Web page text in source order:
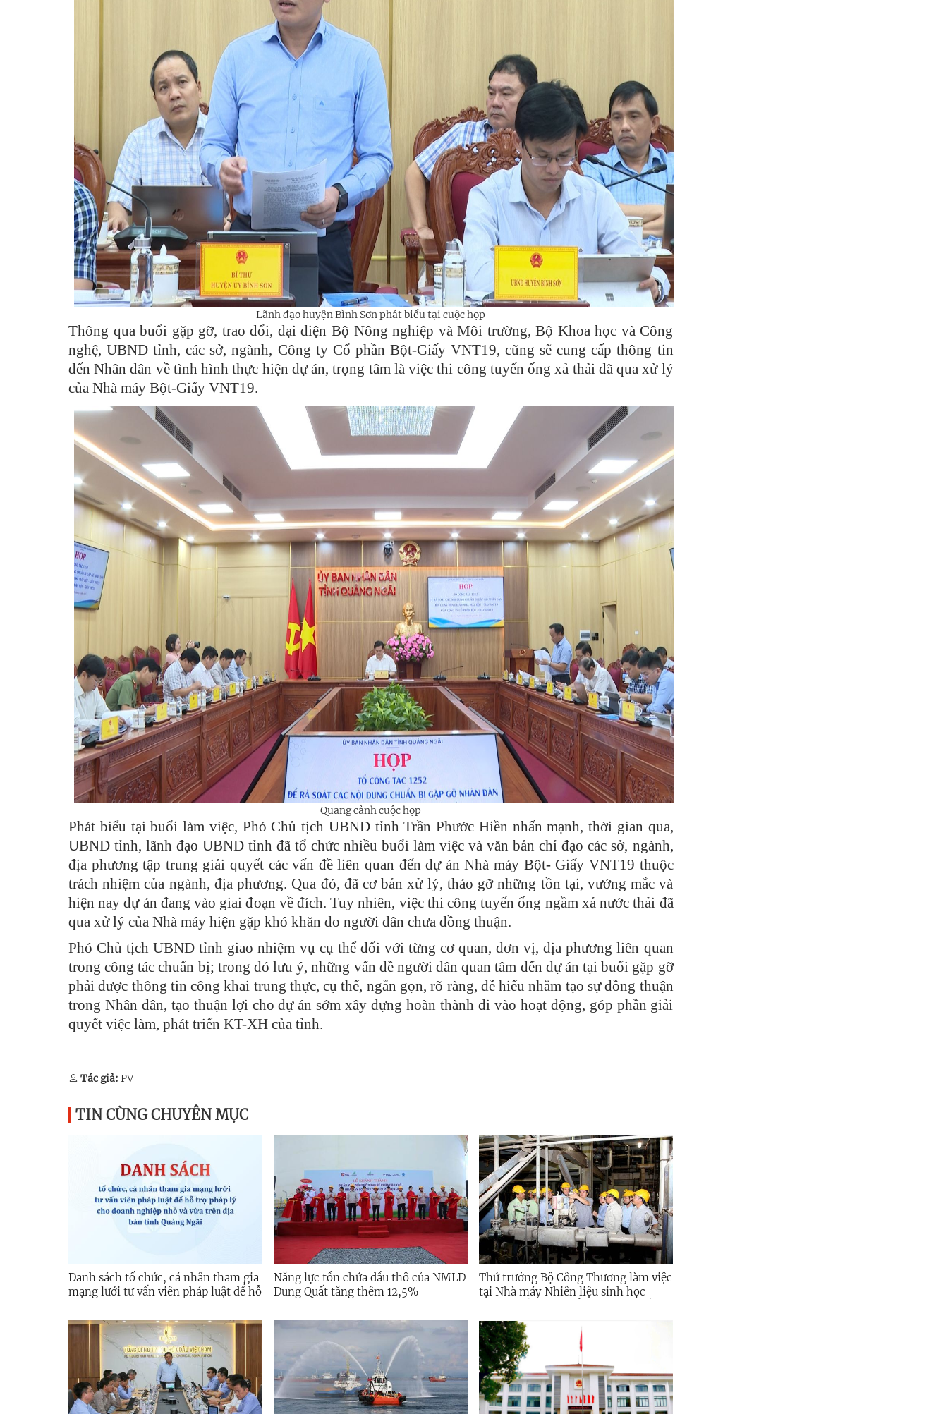
Lãnh đạo huyện Bình Sơn phát biểu tại cuộc họp
Thông qua buổi gặp gỡ, trao đổi, đại diện Bộ Nông nghiệp và Môi trường, Bộ Khoa học và Công
nghệ, UBND tỉnh, các sở, ngành, Công ty Cổ phần Bột-Giấy VNT19, cũng sẽ cung cấp thông tin
đến Nhân dân về tình hình thực hiện dự án, trọng tâm là việc thi công tuyến ống xả thải đã qua xử lý
của Nhà máy Bột-Giấy VNT19.
Quang cảnh cuộc họp
Phát biểu tại buổi làm việc, Phó Chủ tịch UBND tỉnh Trần Phước Hiền nhấn mạnh, thời gian qua,
UBND tỉnh, lãnh đạo UBND tỉnh đã tổ chức nhiều buổi làm việc và văn bản chỉ đạo các sở, ngành,
địa phương tập trung giải quyết các vấn đề liên quan đến dự án Nhà máy Bột- Giấy VNT19 thuộc
trách nhiệm của ngành, địa phương. Qua đó, đã cơ bản xử lý, tháo gỡ những tồn tại, vướng mắc và
hiện nay dự án đang vào giai đoạn về đích. Tuy nhiên, việc thi công tuyến ống ngầm xả nước thải đã
qua xử lý của Nhà máy hiện gặp khó khăn do người dân chưa đồng thuận.
Phó Chủ tịch UBND tỉnh giao nhiệm vụ cụ thể đối với từng cơ quan, đơn vị, địa phương liên quan
trong công tác chuẩn bị; trong đó lưu ý, những vấn đề người dân quan tâm đến dự án tại buổi gặp gỡ
phải được thông tin công khai trung thực, cụ thể, ngắn gọn, rõ ràng, dễ hiểu nhằm tạo sự đồng thuận
trong Nhân dân, tạo thuận lợi cho dự án sớm xây dựng hoàn thành đi vào hoạt động, góp phần giải
quyết việc làm, phát triển KT-XH của tỉnh.
Tác giả: PV
TIN CÙNG CHUYÊN MỤC
Danh sách tổ chức, cá nhân tham gia
mạng lưới tư vấn viên pháp luật để hỗ
vừa trên địa bàn tỉnh
Năng lực tồn chứa dầu thô của NMLD
Dung Quất tăng thêm 12,5%
Thứ trưởng Bộ Công Thương làm việc
tại Nhà máy Nhiên liệu sinh học
công suất, chủ động nguồn E100 cho
xăng E10